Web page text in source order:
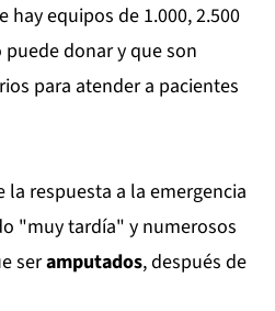
hay equipos de 1.000, 2.500
donar y que son
para atender a pacientes
respuesta a la emergencia
"muy tardía" y numerosos
seramputados, después de